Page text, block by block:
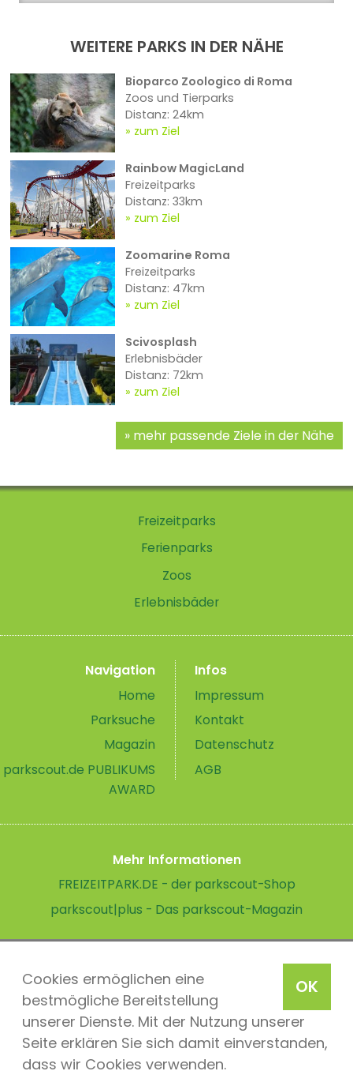
OK
Cookies ermöglichen eine
bestmögliche Bereitstellung
unserer Dienste. Mit der Nutzung unserer
Seite erklären Sie sich damit einverstanden,
dass wir Cookies verwenden.
WEITERE PARKS IN DER NÄHE
Bioparco Zoologico di Roma
Zoos und Tierparks
Distanz: 24km
zum Ziel
Rainbow MagicLand
Freizeitparks
Distanz: 33km
zum Ziel
Zoomarine Roma
Freizeitparks
Distanz: 47km
zum Ziel
Scivosplash
Erlebnisbäder
Distanz: 72km
zum Ziel
mehr passende Ziele in der Nähe
Freizeitparks
Ferienparks
Zoos
Erlebnisbäder
Navigation
Home
Parksuche
Magazin
parkscout.de PUBLIKUMS
AWARD
Infos
Impressum
Kontakt
Datenschutz
AGB
Mehr Informationen
FREIZEITPARK.DE - der parkscout-Shop
parkscout|plus - Das parkscout-Magazin